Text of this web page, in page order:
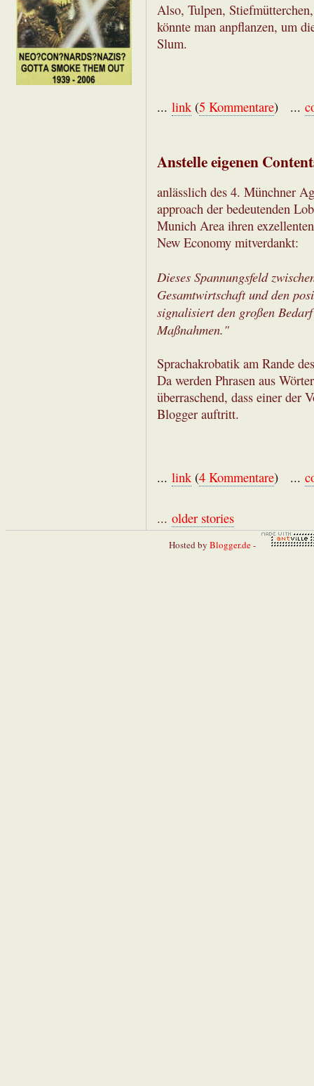
Also, Tulpen,
könnte man anpflanzen, um
Slum.
... link(5 Kommentare) ...
Anstelle eigenen
anlässlich des 4. Münchner
approach der bedeutenden
Munich Area ihren
New Economy mitverdankt:
Dieses Spannungsfeld
Gesamtwirtschaft und den
signalisiert den großen
Maßnahmen."
Sprachakrobatik am Rande
Da werden Phrasen aus
überraschend, dass einer der
Blogger auftritt.
... link(4 Kommentare) ...
... older stories
Hosted by Blogger.de-